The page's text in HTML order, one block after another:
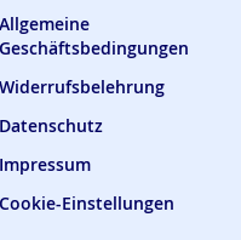
Allgemeine
Geschäftsbedingungen
Widerrufsbelehrung
Datenschutz
Impressum
Cookie-Einstellungen